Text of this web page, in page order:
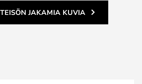
JAKAMIA KUVIA